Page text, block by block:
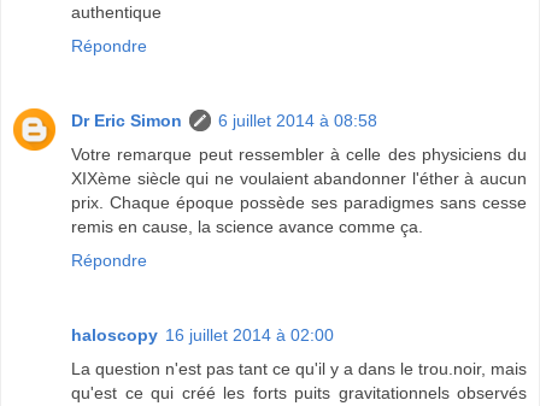
authentique
Répondre
Dr Eric Simon
6 juillet 2014 à 08:58
Votre remarque peut ressembler à celle des physiciens du
XIXème siècle qui ne voulaient abandonner l'éther à aucun
prix. Chaque époque possède ses paradigmes sans cesse
remis en cause, la science avance comme ça.
Répondre
haloscopy 16 juillet 2014 à 02:00
La question n'est pas tant ce qu'il y a dans le trou.noir, mais
qu'est ce qui créé les forts puits gravitationnels observés